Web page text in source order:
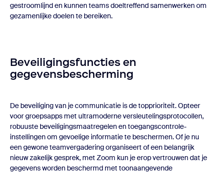
gestroomlijnd en kunnen teams doeltreffend samenwerken om
gezamenlijke doelen te bereiken.
Beveiligingsfuncties en
gegevensbescherming
De beveiliging van je communicatie is de topprioriteit. Opteer
voorgroepsapps met ultramoderne versleutelingsprotocollen,
robuuste beveiligingsmaatregelen en toegangscontrole-
instellingen om gevoelige informatie te beschermen. Of je nu
een gewone teamvergadering organiseert of een belangrijk
nieuw zakelijk gesprek, met Zoom kun je erop vertrouwen dat je
gegevens worden beschermd met toonaangevende